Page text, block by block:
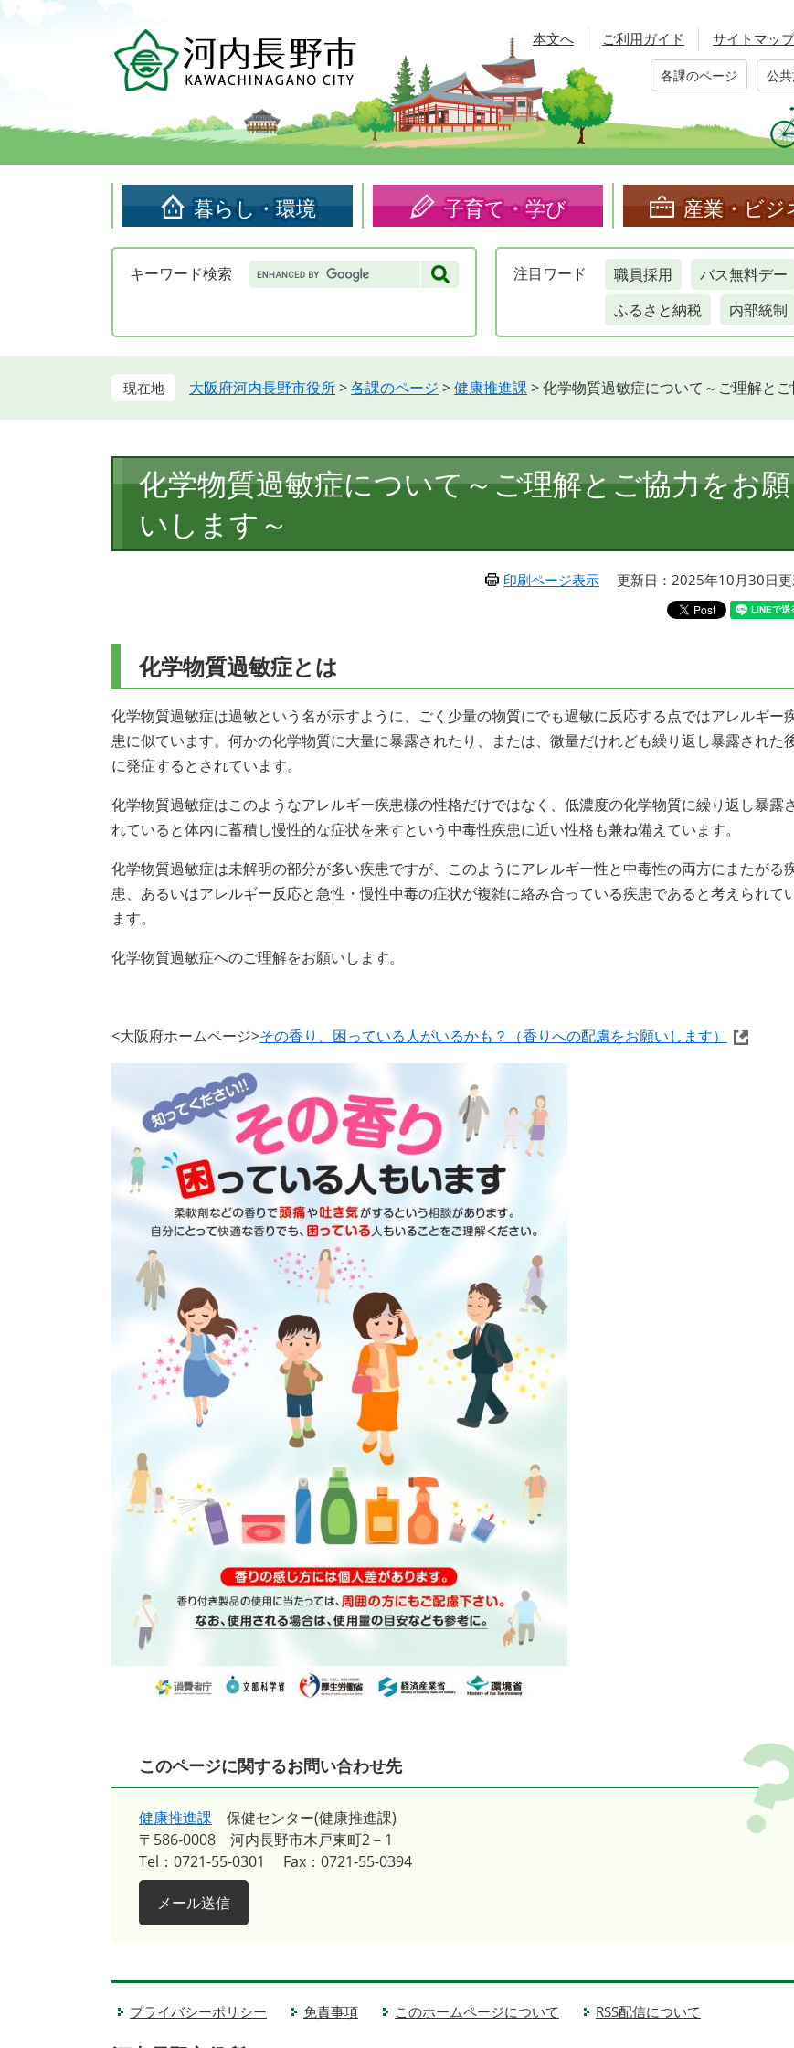
頭
す。
飛
し
本文へ ご利用ガイド サイトマップ
各課のページ 公
暮らし・環境 子育て・学び 産業・ビジ
キーワード検索 Google
カ
検
注目 ワード 職員採用 バス無料デー
ふるさと納税
内部統制
大阪府河内長野市役所>各課のページ >健康推進課 >化学物質過敏症について～ご理解と
文
化学物質過敏症について～ご理解とご協力をお願
いします～
印刷ページ表示 更新日：2025年10月30日
化学物質過敏症とは
化学物質過敏症は過敏という名が示すように、ごく少量の物質にでも過敏に反応する点ではアレルギー
患に似ています。何かの化学物質に大量に暴露されたり、または、微量だけれども繰り返し暴露された
に発症するとされています。
化学物質過敏症はこのようなアレルギー疾患様の性格だけではなく、低濃度の化学物質に繰り返し暴露
れていると体内に蓄積し慢性的な症状を来すという中毒性疾患に近い性格も兼ね備えています。
化学物質過敏症は未解明の部分が多い疾患ですが、このようにアレルギー性と中毒性の両方にまたがる
患、あるいはアレルギー反応と急性・慢性中毒の症状が複雑に絡み合っている疾患であると考えられて
ます。
化学物質過敏症へのご理解をお願いします。
<大阪府ホームページ>その香り、困っている人がいるかも？（香りへの配慮をお願いします）
このページに関するお問い合わせ先
健康推進課
保健センター(健康推進課)
〒586-0008
河内長野市木戸東町2－1
Tel：0721-55-0301
Fax：0721-55-0394
メール送信
プライバシーポリシー 免責事項 このホームページについて RSS配信について